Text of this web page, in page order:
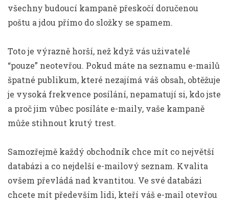
všechny budoucí kampaně přeskočí doručenou
poštu a jdou přímo do složky se spamem.
Toto je výrazně horší, než když vás uživatelé
“pouze” neotevřou. Pokud máte na seznamu e-mailů
špatné publikum, které nezajímá váš obsah, obtěžuje
je vysoká frekvence posílání, nepamatují si, kdo jste
a proč jim vůbec posíláte e-maily, vaše kampaně
může stihnout krutý trest.
Samozřejmě každý obchodník chce mít co největší
databázi a co nejdelší e-mailový seznam. Kvalita
ovšem převládá nad kvantitou. Ve své databázi
chcete mít především lidi, kteří váš e-mail otevřou